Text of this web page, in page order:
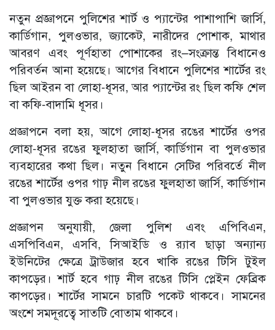
নতুন প্রজ্ঞাপনে পুলিশের শার্ট ও প্যান্টের পাশাপাশি জার্সি,
কার্ডিগান, পুলওভার, জ্যাকেট, নারীদের পোশাক, মাথার
আবরণ এবং পূর্ণহাতা পোশাকের রং–সংক্রান্ত বিধানেও
পরিবর্তন আনা হয়েছে। আগের বিধানে পুলিশের শার্টের রং
ছিল আইরন বা লোহা-ধূসর, আর প্যান্টের রং ছিল কফি শেল
বা কফি-বাদামি ধূসর।
প্রজ্ঞাপনে বলা হয়, আগে লোহা-ধূসর রঙের শার্টের ওপর
লোহা-ধূসর রঙের ফুলহাতা জার্সি, কার্ডিগান বা পুলওভার
ব্যবহারের কথা ছিল। নতুন বিধানে সেটির পরিবর্তে নীল
রঙের শার্টের ওপর গাঢ় নীল রঙের ফুলহাতা জার্সি, কার্ডিগান
বা পুলওভার যুক্ত করা হয়েছে।
প্রজ্ঞাপন অনুযায়ী, জেলা পুলিশ এবং এপিবিএন,
এসপিবিএন, এসবি, সিআইডি ও র‍্যাব ছাড়া অন্যান্য
ইউনিটের ক্ষেত্রে ট্রাউজার হবে খাকি রঙের টিসি টুইল
কাপড়ের। শার্ট হবে গাঢ় নীল রঙের টিসি প্লেইন ফেব্রিক
কাপড়ের। শার্টের সামনে চারটি পকেট থাকবে। সামনের
অংশে সমদূরত্বে সাতটি বোতাম থাকবে।